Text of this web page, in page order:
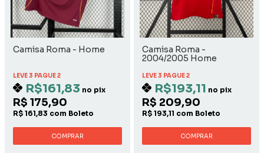
Camisa Roma - Home
LEVE 3 PAGUE 2
R$161,83 no pix
R$ 175,90
R$ 161,83 com Boleto
COMPRAR
Camisa Roma -
2004/2005 Home
LEVE 3 PAGUE 2
R$193,11 no pix
R$ 209,90
R$ 193,11 com Boleto
COMPRAR